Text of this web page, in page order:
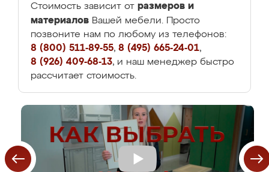
Стоимость зависит от размеров и
материалов Вашей мебели. Просто
позвоните нам по любому из телефонов:
8 (800) 511-89-55, 8 (495) 665-24-01,
8 (926) 409-68-13, и наш менеджер быстро
рассчитает стоимость.